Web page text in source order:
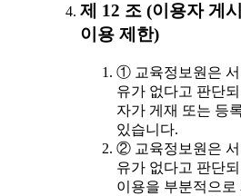
제 12 조 (이용자 게
이용 제한)
① 교육정보원은 서
유가 없다고 판단
자가 게재 또는 등
있습니다.
② 교육정보원은 서
유가 없다고 판단
이용을 부분적으